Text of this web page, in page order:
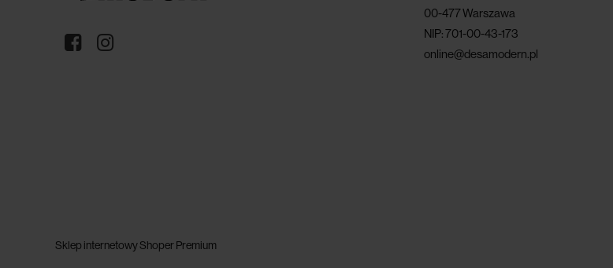
00-477 Warszawa
NIP: 701-00-43-173
online@desamodern.pl
Sklep internetowy Shoper Premium